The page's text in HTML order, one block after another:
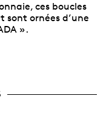
ces boucles
sont ornées d’une
».